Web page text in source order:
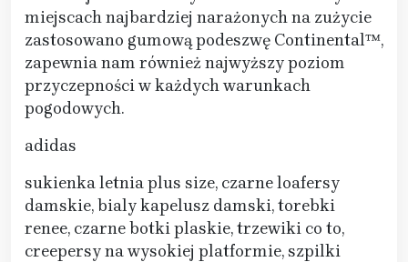
miejscach najbardziej narażonych na zużycie
zastosowano gumową podeszwę Continental™,
zapewnia nam również najwyższy poziom
przyczepności w każdych warunkach
pogodowych.
adidas
sukienka letnia plus size, czarne loafersy
damskie, bialy kapelusz damski, torebki
renee, czarne botki plaskie, trzewiki co to,
creepersy na wysokiej platformie, szpilki